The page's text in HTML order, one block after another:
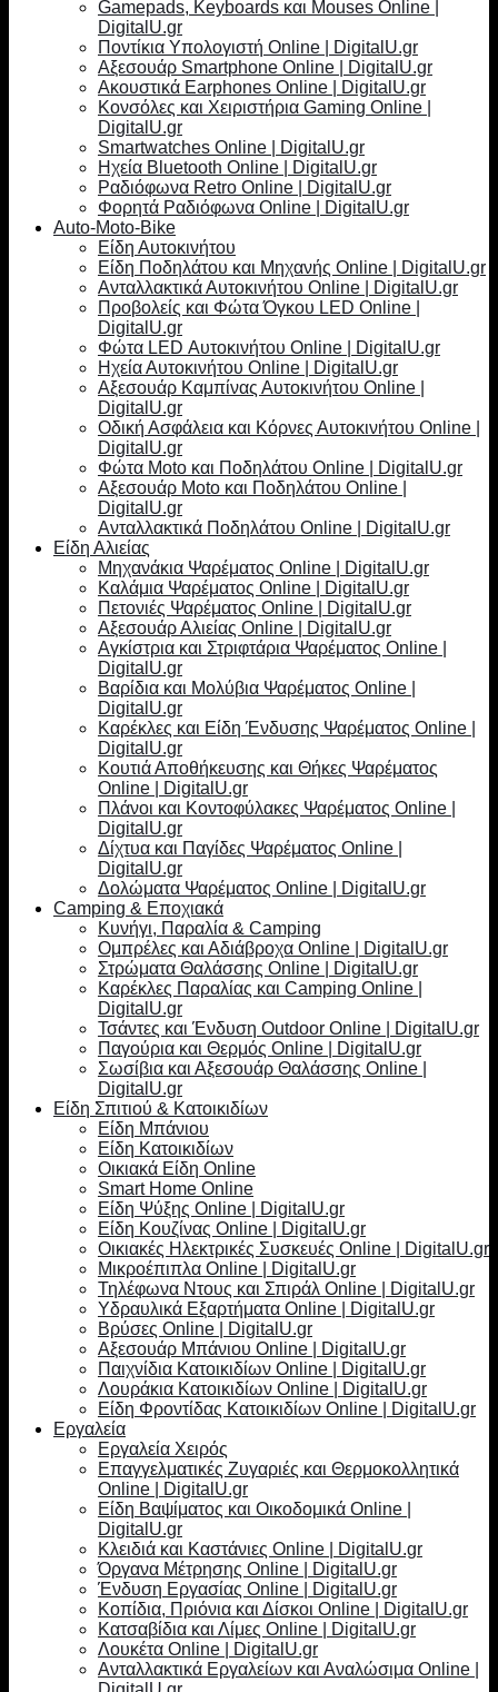
Gamepads, Keyboards και Mouses Online |
DigitalU.gr
Ποντίκια Υπολογιστή Online | DigitalU.gr
Αξεσουάρ Smartphone Online | DigitalU.gr
Ακουστικά Earphones Online | DigitalU.gr
Κονσόλες και Χειριστήρια Gaming Online |
DigitalU.gr
Smartwatches Online | DigitalU.gr
Ηχεία Bluetooth Online | DigitalU.gr
Ραδιόφωνα Retro Online | DigitalU.gr
Φορητά Ραδιόφωνα Online | DigitalU.gr
Auto-Moto-Bike
Είδη Αυτοκινήτου
Είδη Ποδηλάτου και Μηχανής Online | DigitalU.gr
Ανταλλακτικά Αυτοκινήτου Online | DigitalU.gr
Προβολείς και Φώτα Όγκου LED Online |
DigitalU.gr
Φώτα LED Αυτοκινήτου Online | DigitalU.gr
Ηχεία Αυτοκινήτου Online | DigitalU.gr
Αξεσουάρ Καμπίνας Αυτοκινήτου Online |
DigitalU.gr
Οδική Ασφάλεια και Κόρνες Αυτοκινήτου Online |
DigitalU.gr
Φώτα Moto και Ποδηλάτου Online | DigitalU.gr
Αξεσουάρ Moto και Ποδηλάτου Online |
DigitalU.gr
Ανταλλακτικά Ποδηλάτου Online | DigitalU.gr
Είδη Αλιείας
Μηχανάκια Ψαρέματος Online | DigitalU.gr
Καλάμια Ψαρέματος Online | DigitalU.gr
Πετονιές Ψαρέματος Online | DigitalU.gr
Αξεσουάρ Αλιείας Online | DigitalU.gr
Αγκίστρια και Στριφτάρια Ψαρέματος Online |
DigitalU.gr
Βαρίδια και Μολύβια Ψαρέματος Online |
DigitalU.gr
Καρέκλες και Είδη Ένδυσης Ψαρέματος Online |
DigitalU.gr
Κουτιά Αποθήκευσης και Θήκες Ψαρέματος
Online | DigitalU.gr
Πλάνοι και Κοντοφύλακες Ψαρέματος Online |
DigitalU.gr
Δίχτυα και Παγίδες Ψαρέματος Online |
DigitalU.gr
Δολώματα Ψαρέματος Online | DigitalU.gr
Camping & Εποχιακά
Κυνήγι, Παραλία & Camping
Ομπρέλες και Αδιάβροχα Online | DigitalU.gr
Στρώματα Θαλάσσης Online | DigitalU.gr
Καρέκλες Παραλίας και Camping Online |
DigitalU.gr
Τσάντες και Ένδυση Outdoor Online | DigitalU.gr
Παγούρια και Θερμός Online | DigitalU.gr
Σωσίβια και Αξεσουάρ Θαλάσσης Online |
DigitalU.gr
Είδη Σπιτιού & Κατοικιδίων
Είδη Μπάνιου
Είδη Κατοικιδίων
Οικιακά Είδη Online
Smart Home Online
Είδη Ψύξης Online | DigitalU.gr
Είδη Κουζίνας Online | DigitalU.gr
Οικιακές Ηλεκτρικές Συσκευές Online | DigitalU.gr
Μικροέπιπλα Online | DigitalU.gr
Τηλέφωνα Ντους και Σπιράλ Online | DigitalU.gr
Υδραυλικά Εξαρτήματα Online | DigitalU.gr
Βρύσες Online | DigitalU.gr
Αξεσουάρ Μπάνιου Online | DigitalU.gr
Παιχνίδια Κατοικιδίων Online | DigitalU.gr
Λουράκια Κατοικιδίων Online | DigitalU.gr
Είδη Φροντίδας Κατοικιδίων Online | DigitalU.gr
Εργαλεία
Εργαλεία Χειρός
Επαγγελματικές Ζυγαριές και Θερμοκολλητικά
Online | DigitalU.gr
Είδη Βαψίματος και Οικοδομικά Online |
DigitalU.gr
Κλειδιά και Καστάνιες Online | DigitalU.gr
Όργανα Μέτρησης Online | DigitalU.gr
Ένδυση Εργασίας Online | DigitalU.gr
Κοπίδια, Πριόνια και Δίσκοι Online | DigitalU.gr
Κατσαβίδια και Λίμες Online | DigitalU.gr
Λουκέτα Online | DigitalU.gr
Ανταλλακτικά Εργαλείων και Αναλώσιμα Online |